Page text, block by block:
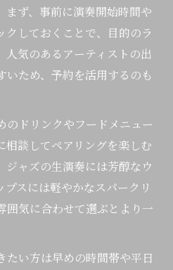
まず、事前に演奏開始時間や
クしておくことで、目的のラ
人気のあるアーティストの出
いため、予約を活用するのも
のドリンクやフードメニュー
相談してペアリングを楽しむ
ジャズの生演奏には芳醇なウ
スには軽やかなスパークリ
囲気に合わせて選ぶとより一
たい方は早めの時間帯や平日